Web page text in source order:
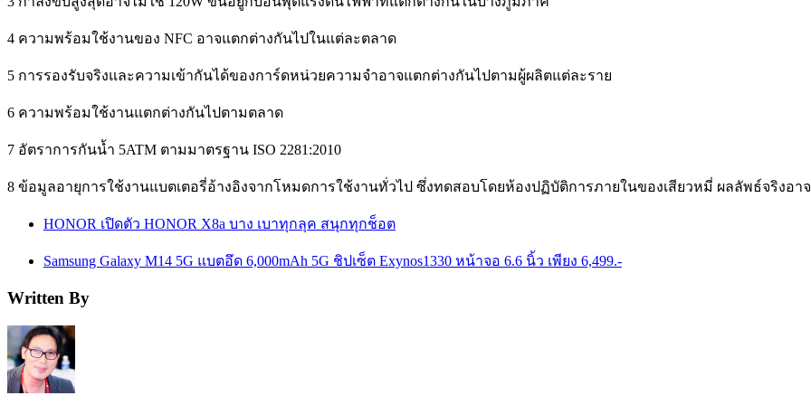
4 ความพร้อมใช้งานของ NFC อาจแตกต่างกันไปในแต่ละตลาด
5 การรองรับจริงและความเข้ากันได้ของการ์ดหน่วยความจำอาจแตกต่างกันไปตามผู้ผลิตแต่ละราย
6 ความพร้อมใช้งานแตกต่างกันไปตามตลาด
7 อัตราการกันน้ำ 5ATM ตามมาตรฐาน ISO 2281:2010
8 ข้อมูลอายุการใช้งานแบตเตอรี่อ้างอิงจากโหมดการใช้งานทั่วไป ซึ่งทดสอบโดยห้องปฏิบัติการภายในของเสียวหมี่ ผลลัพธ์จริงอา
HONOR เปิดตัว HONOR X8a บาง เบาทุกลุค สนุกทุกช็อต
Samsung Galaxy M14 5G แบตอึด 6,000mAh 5G ชิปเซ็ต Exynos1330 หน้าจอ 6.6 นิ้ว เพียง 6,499.-
Written By